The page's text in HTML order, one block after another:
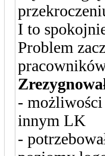
I to
Problem
-
innym LK
-